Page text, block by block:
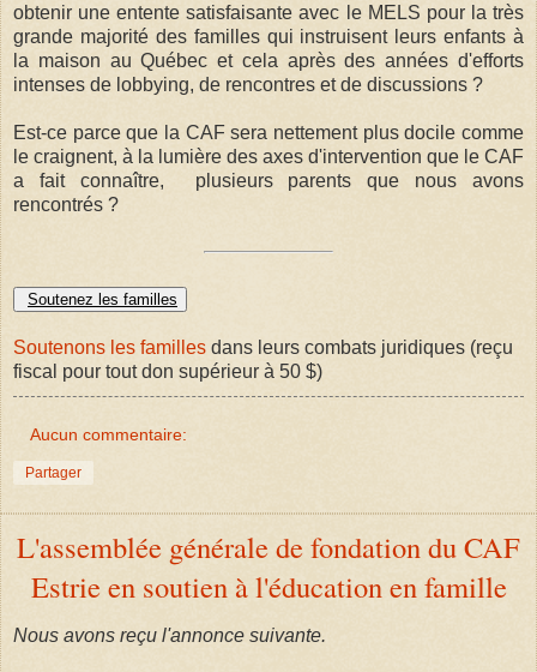
obtenir une entente satisfaisante avec le MELS pour la très
grande majorité des familles qui instruisent leurs enfants à
la maison au Québec et cela après des années d'efforts
intenses de lobbying, de rencontres et de discussions ?
Est-ce parce que la CAF sera nettement plus docile comme
le craignent, à la lumière des axes d'intervention que le CAF
a fait connaître, plusieurs parents que nous avons
rencontrés ?
Soutenez les familles
Soutenons les familles dans leurs combats juridiques (reçu
fiscal pour tout don supérieur à 50 $)
Aucun commentaire:
Partager
L'assemblée générale de fondation du CAF
Estrie en soutien à l'éducation en famille
Nous avons reçu l'annonce suivante.